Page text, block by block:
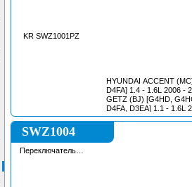
KR SWZ1001PZ
HYUNDAI ACCENT
D4FA] 1.4 - 1.6L 2006 -
GETZ (BJ) [G4HD,
D4FA, D3EA] 1.1 - 1.6L
PICANTO (SA) [G4HC,
1.6L 2005 - 2011 /
SWZ1004
Переключатель